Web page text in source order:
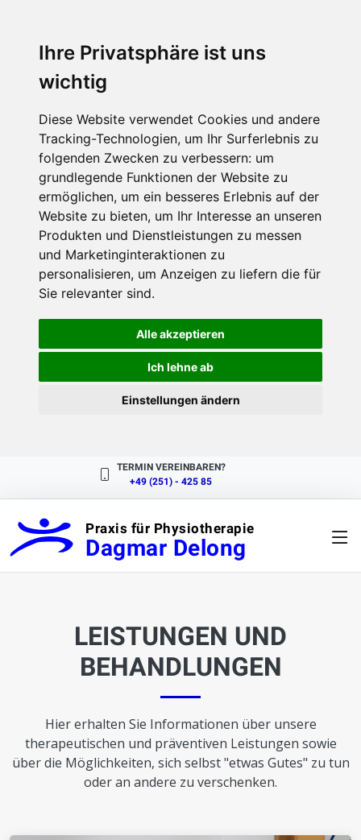
Ihre Privatsphäre ist uns
wichtig
Diese Website verwendet Cookies und andere
Tracking-Technologien, um Ihr Surferlebnis zu
folgenden Zwecken zu verbessern: um
grundlegende Funktionen der Website zu
ermöglichen, um ein besseres Erlebnis auf der
Website zu bieten, um Ihr Interesse an unseren
Produkten und Dienstleistungen zu messen
und Marketinginteraktionen zu
personalisieren, um Anzeigen zu liefern die für
Sie relevanter sind.
Alle akzeptieren
Ich lehne ab
Einstellungen ändern
TERMIN VEREINBAREN?
+49 (251) - 425 85
Praxis für Physiotherapie
Dagmar Delong
LEISTUNGEN UND
BEHANDLUNGEN
Hier erhalten Sie Informationen über unsere
therapeutischen und präventiven Leistungen sowie
über die Möglichkeiten, sich selbst "etwas Gutes" zu tun
oder an andere zu verschenken.